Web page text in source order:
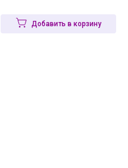
Добавить в корзину